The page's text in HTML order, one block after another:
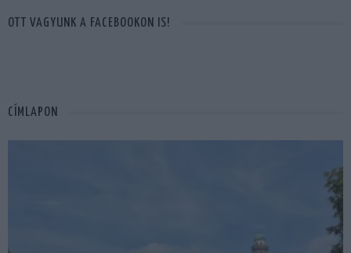
OTT VAGYUNK A FACEBOOKON IS!
CÍMLAPON